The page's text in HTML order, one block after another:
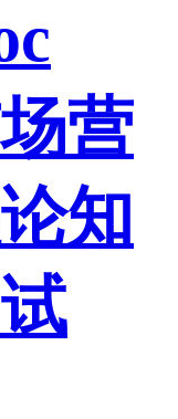
营
知